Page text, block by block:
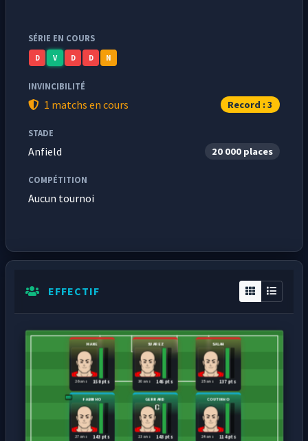
SÉRIE EN COURS
D V D D N
INVINCIBILITÉ
1 matchs en cours Record : 3
STADE
Anfield 20 000 places
COMPÉTITION
Aucun tournoi
EFFECTIF
FABINHO
143 pts
27 ans
GERRARD
143 pts
23 ans
COUTINHO
114 pts
24 ans
MANE
150 pts
26 ans
SUAREZ
145 pts
30 ans
SALAH
137 pts
25 ans